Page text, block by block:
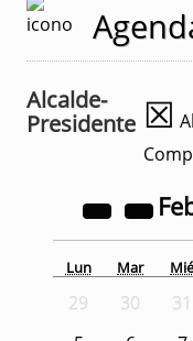
Alcalde-
Presidente ☒
Lun Mar
29 30 31